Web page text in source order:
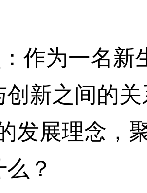
为一名新
新之间的
发展理念，
？